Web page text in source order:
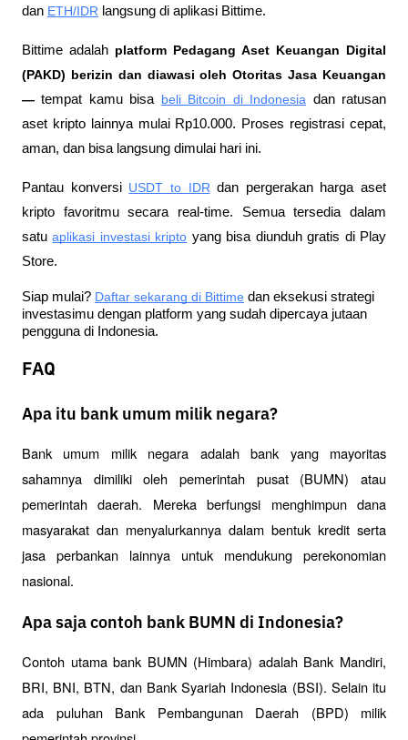
dan ETH/IDR langsung di aplikasi Bittime.
Bittime adalah platform Pedagang Aset Keuangan Digital
(PAKD) berizin dan diawasi oleh Otoritas Jasa Keuangan
— tempat kamu bisa beli Bitcoin di Indonesia dan ratusan
aset kripto lainnya mulai Rp10.000. Proses registrasi cepat,
aman, dan bisa langsung dimulai hari ini.
Pantau konversi USDT to IDR dan pergerakan harga aset
kripto favoritmu secara real-time. Semua tersedia dalam
satu aplikasi investasi kripto yang bisa diunduh gratis di Play
Store.
Siap mulai? Daftar sekarang di Bittime dan eksekusi strategi
investasimu dengan platform yang sudah dipercaya jutaan
pengguna di Indonesia.
FAQ
Apa itu bank umum milik negara?
Bank umum milik negara adalah bank yang mayoritas
sahamnya dimiliki oleh pemerintah pusat (BUMN) atau
pemerintah daerah. Mereka berfungsi menghimpun dana
masyarakat dan menyalurkannya dalam bentuk kredit serta
jasa perbankan lainnya untuk mendukung perekonomian
nasional.
Apa saja contoh bank BUMN di Indonesia?
Contoh utama bank BUMN (Himbara) adalah Bank Mandiri,
BRI, BNI, BTN, dan Bank Syariah Indonesia (BSI). Selain itu
ada puluhan Bank Pembangunan Daerah (BPD) milik